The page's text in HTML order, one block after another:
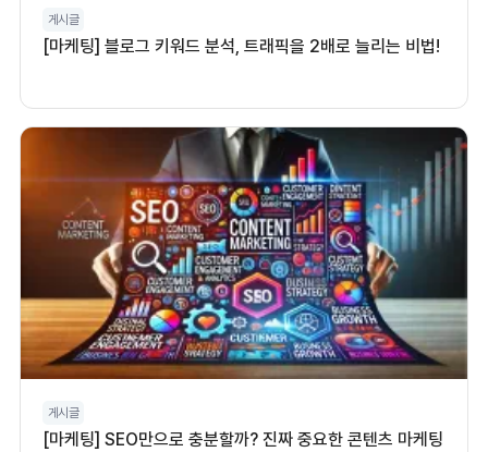
게시글
[마케팅] 블로그 키워드 분석, 트래픽을 2배로 늘리는 비법!
게시글
[마케팅] SEO만으로 충분할까? 진짜 중요한 콘텐츠 마케팅